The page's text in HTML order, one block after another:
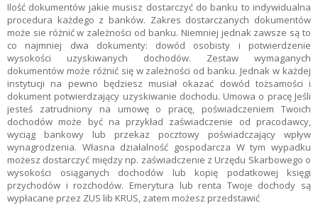
Ilość dokumentów jakie musisz dostarczyć do banku to indywidualna
procedura każdego z banków. Zakres dostarczanych dokumentów
może sie różnić w zależności od banku. Niemniej jednak zawsze są to
co najmniej dwa dokumenty: dowód osobisty i potwierdzenie
wysokości uzyskiwanych dochodów. Zestaw wymaganych
dokumentów może różnić się w zależności od banku. Jednak w każdej
instytucji na pewno będziesz musiał okazać dowód tożsamości i
dokument potwierdzający uzyskiwanie dochodu. Umowa o pracę Jeśli
jesteś zatrudniony na umowę o pracę, poświadczeniem Twoich
dochodów może być na przykład zaświadczenie od pracodawcy,
wyciąg bankowy lub przekaz pocztowy poświadczający wpływ
wynagrodzenia. Własna działalność gospodarcza W tym wypadku
możesz dostarczyć między np. zaświadczenie z Urzędu Skarbowego o
wysokości osiąganych dochodów lub kopię podatkowej księgi
przychodów i rozchodów. Emerytura lub renta Twoje dochody są
wypłacane przez ZUS lib KRUS, zatem możesz przedstawić